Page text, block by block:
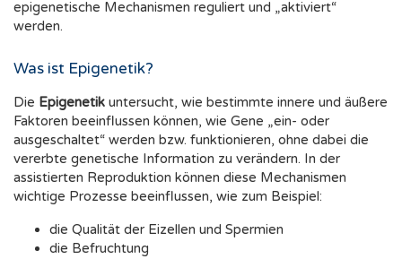
epigenetische Mechanismen reguliert und „aktiviert“
werden.
Was ist Epigenetik?
Die Epigenetik untersucht, wie bestimmte innere und äußere
Faktoren beeinflussen können, wie Gene „ein- oder
ausgeschaltet“ werden bzw. funktionieren, ohne dabei die
vererbte genetische Information zu verändern. In der
assistierten Reproduktion können diese Mechanismen
wichtige Prozesse beeinflussen, wie zum Beispiel:
die Qualität der Eizellen und Spermien
die Befruchtung